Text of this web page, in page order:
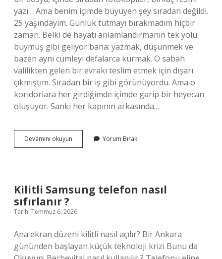
yazı… Ama benim içimde büyüyen şey sıradan değildi.
25 yaşındayım. Günlük tutmayı bırakmadım hiçbir
zaman. Belki de hayatı anlamlandırmanın tek yolu
buymuş gibi geliyor bana: yazmak, düşünmek ve
bazen aynı cümleyi defalarca kurmak. O sabah
valilikten gelen bir evrakı teslim etmek için dışarı
çıkmıştım. Sıradan bir iş gibi görünüyordu. Ama o
koridorlara her girdiğimde içimde garip bir heyecan
oluşuyor. Sanki her kapının arkasında…
Devamını okuyun
yardımcısını
Yorum Bırak
Kilitli Samsung telefon nasıl
sıfırlanır ?
Tarih: Temmuz 6, 2026
Ana ekran düzeni kilitli nasıl açılır? Bir Ankara
gününden başlayan küçük teknoloji krizi Bunu da